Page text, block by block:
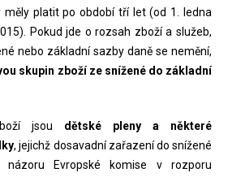
platit po období tří let (od 1. ledna
Pokud jde o rozsah zboží a služeb,
nebo základní sazby daně se nemění,
skupin zboží ze snížené do základní
jsou dětské pleny a některé
, jejichž dosavadní zařazení do snížené
Evropské komise v rozporu